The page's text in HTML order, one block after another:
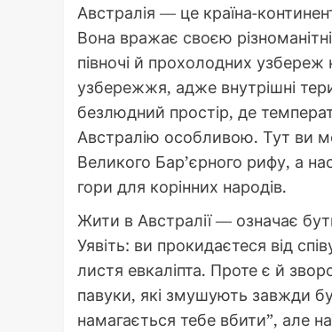
Австралія — це країна-
Вона вражає своєю
півночі й прохолодних
узбережжя, адже внутрішні
безлюдний простір, де
Австралію особливою. Тут ви
Великого Бар’єрного рифу, а
гори для корінних народів.
Жити в Австралії — означає
Уявіть: ви прокидаєтеся від
листя евкаліпта. Проте є й
павуки, які змушують завжди
намагається тебе вбити”, але